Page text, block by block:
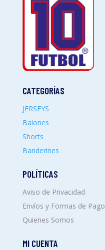
CATEGORÍAS
JERSEYS
Balones
Shorts
Banderines
POLÍTICAS
Aviso de Privacidad
Envíos y Formas de Pago
Quienes Somos
MI CUENTA